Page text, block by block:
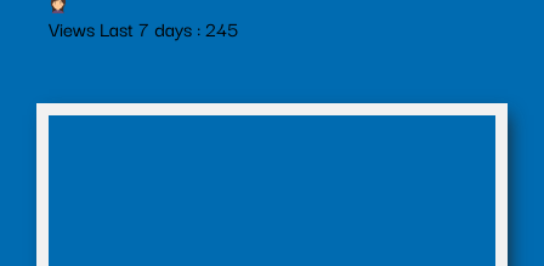
Views Last 7 days : 245